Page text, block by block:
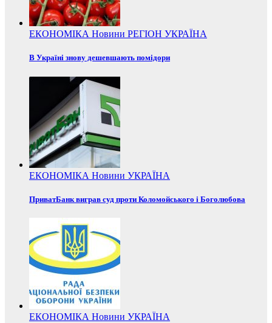
ЕКОНОМІКА Новини РЕГІОН УКРАЇНА
В Україні знову дешевшають помідори
ЕКОНОМІКА Новини УКРАЇНА
ПриватБанк виграв суд проти Коломойського і Боголюбова
ЕКОНОМІКА Новини УКРАЇНА